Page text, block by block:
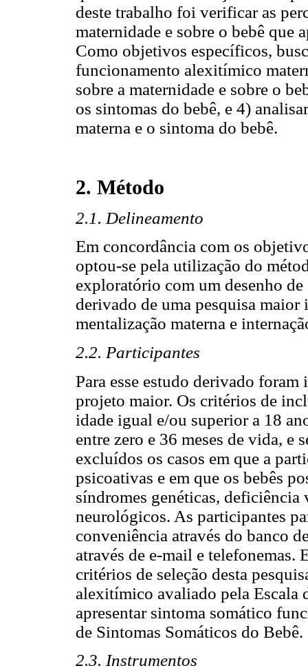
deste trabalho foi verificar as
maternidade e sobre o bebê que
Como objetivos específicos,
funcionamento alexitímico
sobre a maternidade e sobre o
os sintomas do bebê, e 4)
materna e o sintoma do bebê.
2. Método
2.1. Delineamento
Em concordância com os
optou-se pela utilização do
exploratório com um desenho
derivado de uma pesquisa
mentalização materna e
2.2. Participantes
Para esse estudo derivado
projeto maior. Os critérios de
idade igual e/ou superior a 18
entre zero e 36 meses de vida, e
excluídos os casos em que a
psicoativas e em que os bebês
síndromes genéticas,
neurológicos. As participantes
conveniência através do banco
através de e-mail e telefonemas.
critérios de seleção desta
alexitímico avaliado pela Escala
apresentar sintoma somático
de Sintomas Somáticos do Bebê.
2.3. Instrumentos